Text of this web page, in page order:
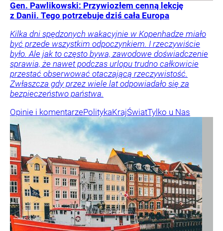
Gen. Pawlikowski: Przywiozłem cenną lekcję
z Danii. Tego potrzebuje dziś cała Europa
Kilka dni spędzonych wakacyjnie w Kopenhadze miało
być przede wszystkim odpoczynkiem. I rzeczywiście
było. Ale jak to często bywa, zawodowe doświadczenie
sprawia, że nawet podczas urlopu trudno całkowicie
przestać obserwować otaczającą rzeczywistość.
Zwłaszcza gdy przez wiele lat odpowiadało się za
bezpieczeństwo państwa.
Opinie i komentarzePolitykaKrajŚwiatTylko u Nas